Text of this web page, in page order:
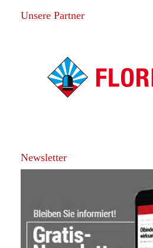
Unsere Partner
Newsletter